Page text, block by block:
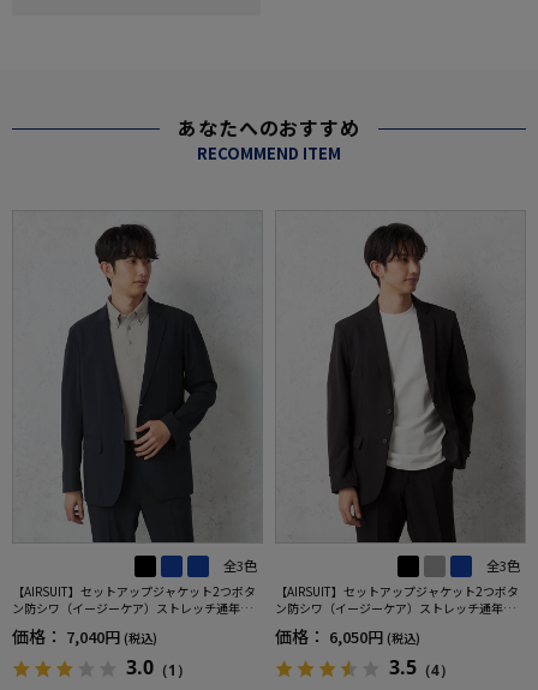
あなたへのおすすめ
RECOMMEND ITEM
全3色
【AIRSUIT】セットアップジャケット2つボタ
ン防シワ（イージーケア）ストレッチ通年吸
汗速乾UVカット春夏
価格： 7,040円 (税込)
3.0 （1）
全3色
【AIRSUIT】セットアップジャケット2つボタ
ン防シワ（イージーケア）ストレッチ通年吸
汗速乾UVカット
価格： 6,050円 (税込)
3.5 （4）